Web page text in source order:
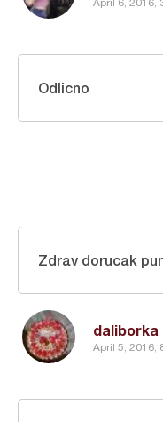
April 6, 2016,
Odlicno
daliborka
April 5, 2016,
Zdrav dorucak